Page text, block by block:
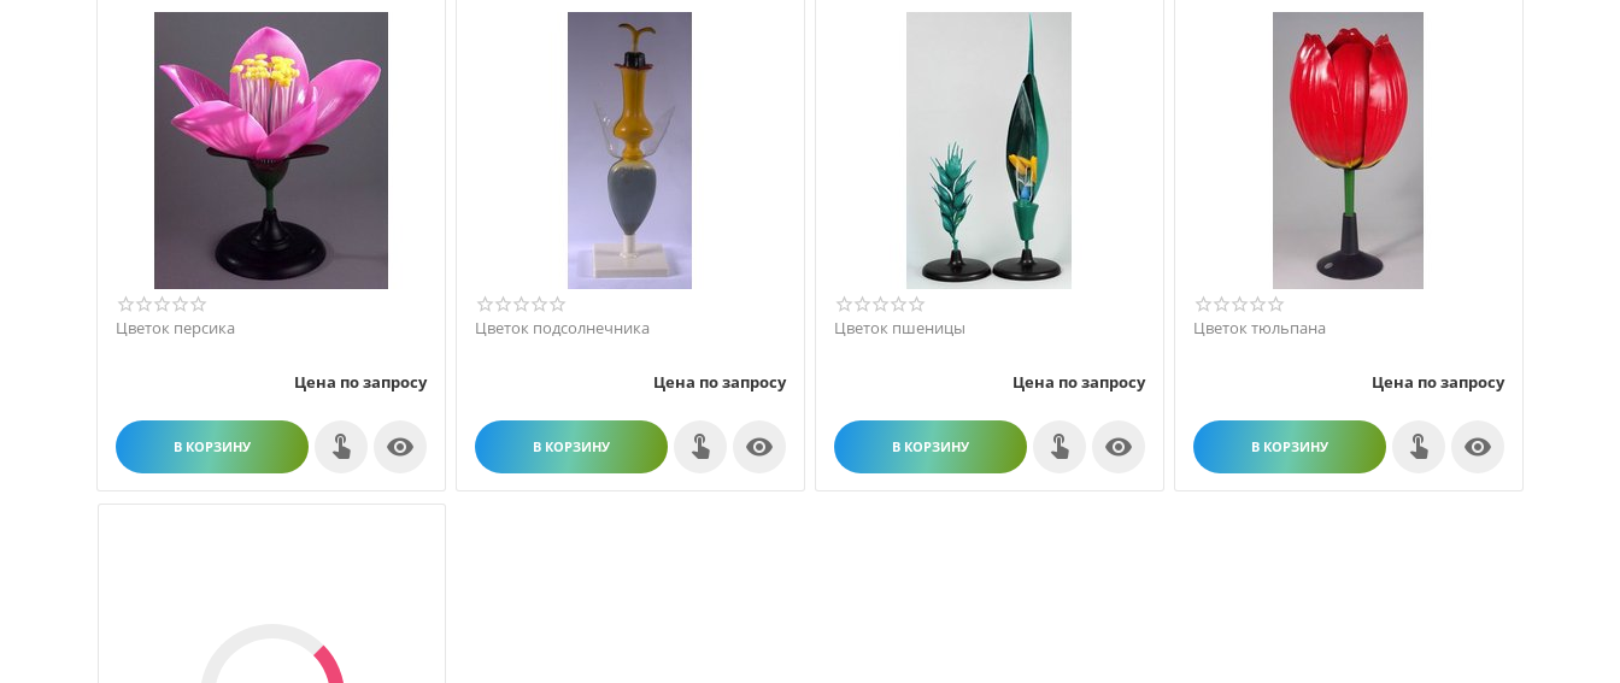
Цветок персика
Цена по запросу
В КОРЗИНУ 
Цветок подсолнечника
Цена по запросу
В КОРЗИНУ 
Цветок пшеницы
Цена по запросу
В КОРЗИНУ 
Цветок тюльпана
Цена по запросу
В КОРЗИНУ 